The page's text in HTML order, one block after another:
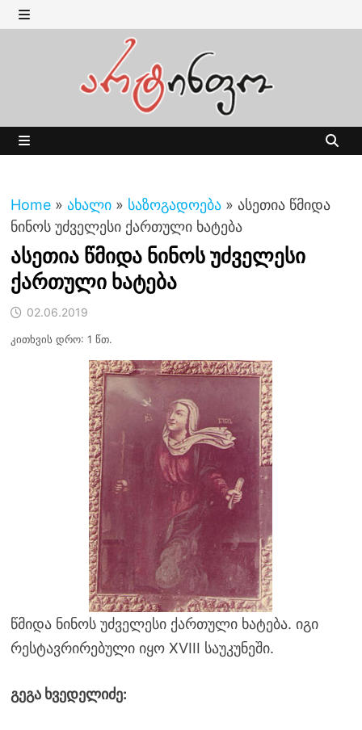
Skip
to MENU
Home » ახალი » საზოგადოება » ასეთია წმიდა
ნინოს უძველესი ქართული ხატება
ასეთია წმიდა ნინოს უძველესი
ქართული ხატება
02.06.2019
კითხვის დრო: 1 წთ.
წმიდა ნინოს უძველესი ქართული ხატება. იგი
რესტავრირებული იყო XVIII საუკუნეში.
გეგა ხვედელიძე: